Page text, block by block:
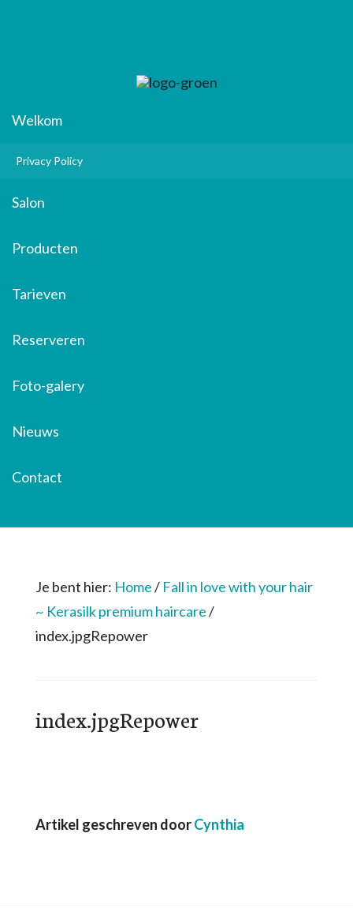
Welkom
Privacy Policy
Salon
Producten
Tarieven
Reserveren
Foto-galery
Nieuws
Contact
Je bent hier: Home/ Fall in love with your hair
~ Kerasilk premium haircare/
index.jpgRepower
index.jpgRepower
Artikel geschreven doorCynthia